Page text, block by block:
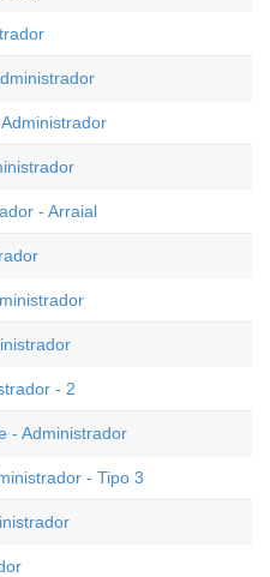
- Arraial
- 2
- Administrador
- Tipo 3